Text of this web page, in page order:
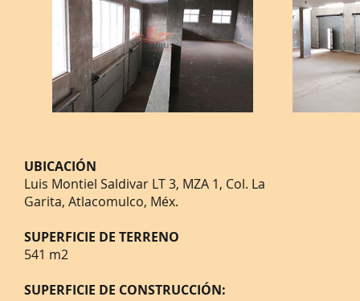
UBICACIÓN
Luis Montiel Saldivar LT 3, MZA 1, Col. La
Garita, Atlacomulco, Méx.
SUPERFICIE DE TERRENO
541 m2
SUPERFICIE DE CONSTRUCCIÓN: